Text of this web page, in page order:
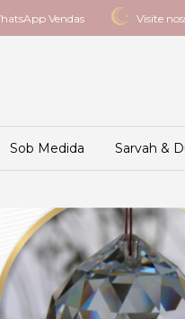
Vendas Visite
Sob Medida Sarvah &